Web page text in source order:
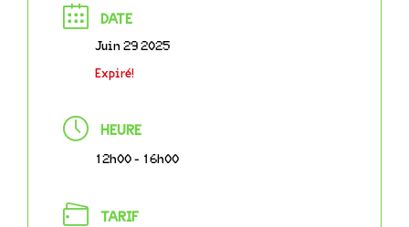
DATE
Juin 29 2025
Expiré!
HEURE
12h00 - 16h00
TARIF